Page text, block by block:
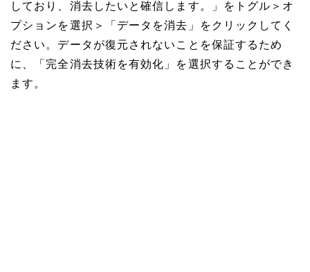
しており、消去したいと確信します。」をトグル＞オ
プションを選択＞「データを消去」をクリックしてく
ださい。データが復元されないことを保証するため
に、「完全消去技術を有効化」を選択することができ
ます。